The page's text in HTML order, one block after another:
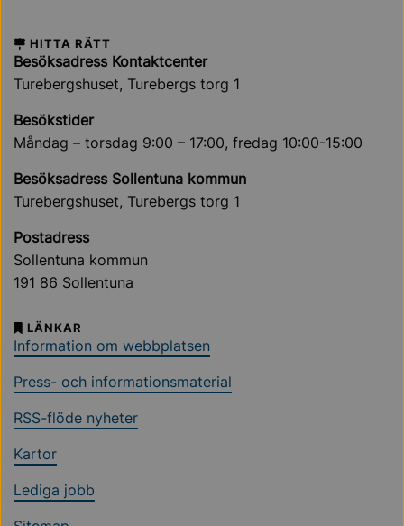
HITTA RÄTT
Besöksadress Kontaktcenter
Turebergshuset, Turebergs torg 1
Besökstider
Måndag – torsdag 9:00 – 17:00, fredag 10:00-15:00
Besöksadress Sollentuna kommun
Turebergshuset, Turebergs torg 1
Postadress
Sollentuna kommun
191 86 Sollentuna
LÄNKAR
Information om webbplatsen
Press- och informationsmaterial
RSS-flöde nyheter
Kartor
Lediga jobb